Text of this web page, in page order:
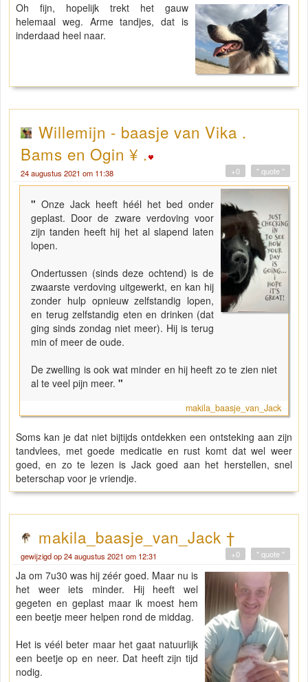
Oh fijn, hopelijk trekt het gauw
helemaal weg. Arme tandjes, dat is
inderdaad heel naar.
Willemijn - baasje van Vika .
Bams en Ogin ¥ .
24 augustus 2021 om 11:38 " quote "
+0
" Onze Jack heeft héél het bed onder
geplast. Door de zware verdoving voor
zijn tanden heeft hij het al slapend laten
lopen.
Ondertussen (sinds deze ochtend) is de
zwaarste verdoving uitgewerkt, en kan hij
zonder hulp opnieuw zelfstandig lopen,
en terug zelfstandig eten en drinken (dat
ging sinds zondag niet meer). Hij is terug
min of meer de oude.
De zwelling is ook wat minder en hij heeft zo te zien niet
al te veel pijn meer. "
makila_baasje_van_Jack
Soms kan je dat niet bijtijds ontdekken een ontsteking aan zijn
tandvlees, met goede medicatie en rust komt dat wel weer
goed, en zo te lezen is Jack goed aan het herstellen, snel
beterschap voor je vriendje.
makila_baasje_van_Jack †
gewijzigd op 24 augustus 2021 om 12:31 " quote "
+0
Ja om 7u30 was hij zéér goed. Maar nu is
het weer iets minder. Hij heeft wel
gegeten en geplast maar ik moest hem
een beetje meer helpen rond de middag.
Het is véél beter maar het gaat natuurlijk
een beetje op en neer. Dat heeft zijn tijd
nodig.